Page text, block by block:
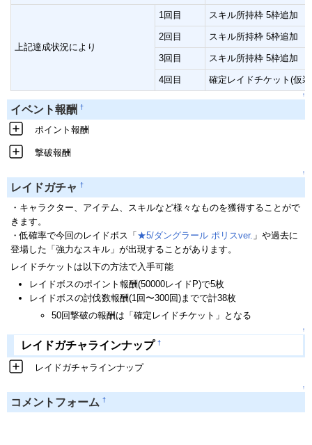
上記達成状況により
1回目 スキル所持枠 5枠追加
2回目 スキル所持枠 5枠追加
3回目 スキル所持枠 5枠追加
4回目 確定レイドチケット(仮
↑
イベント報酬 †
ポイント報酬
撃破報酬
↑
レイドガチャ †
・キャラクター、アイテム、スキルなど様々なものを獲得することがで
きます。
・低確率で今回のレイドボス「 ★5/ダングラール ポリスver. 」や過去に
登場した「強力なスキル」が出現することがあります。
レイドチケットは以下の方法で入手可能
レイドボスのポイント報酬(50000レイドP)で5枚
レイドボスの討伐数報酬(1回〜300回)までで計38枚
50回撃破の報酬は「確定レイドチケット」となる
↑
レイドガチャラインナップ †
レイドガチャラインナップ
↑
コメントフォーム †